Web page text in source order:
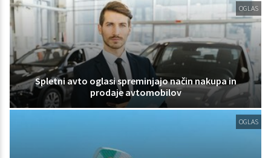
OGLAS
Spletni avto oglasi spreminjajo način nakupa in
prodaje avtomobilov
OGLAS